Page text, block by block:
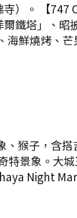
）。 【747
鐵塔」、昭
鮮燒烤、芒
猴子，含搭
景象。大
Night